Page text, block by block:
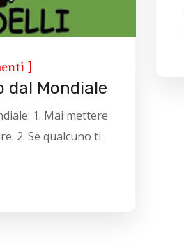
]
dal Mondiale
1. Mai mettere
2. Se qualcuno ti